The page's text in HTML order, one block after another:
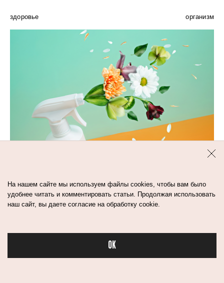
Бьюти в спорте
здоровье организм
МИФЫ О НАТУРАЛЬНОЙ
КОСМЕТИКЕ: КАКАЯ
МАРКИРОВКА — ЗНАК
На нашем сайте мы используем файлы cookies, чтобы вам было
удобнее читать и комментировать статьи. Продолжая использовать
наш сайт, вы даете согласие на обработку cookie.
OK